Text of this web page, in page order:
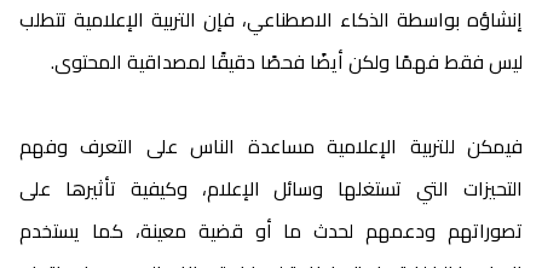
إنشاؤه بواسطة الذكاء الاصطناعي، فإن التربية الإعلامية تتطلب
ليس فقط فهمًا ولكن أيضًا فحصًا دقيقًا لمصداقية المحتوى.
فيمكن للتربية الإعلامية مساعدة الناس على التعرف وفهم
التحيزات التي تستغلها وسائل الإعلام، وكيفية تأثيرها على
تصوراتهم ودعمهم لحدث ما أو قضية معينة، كما يستخدم